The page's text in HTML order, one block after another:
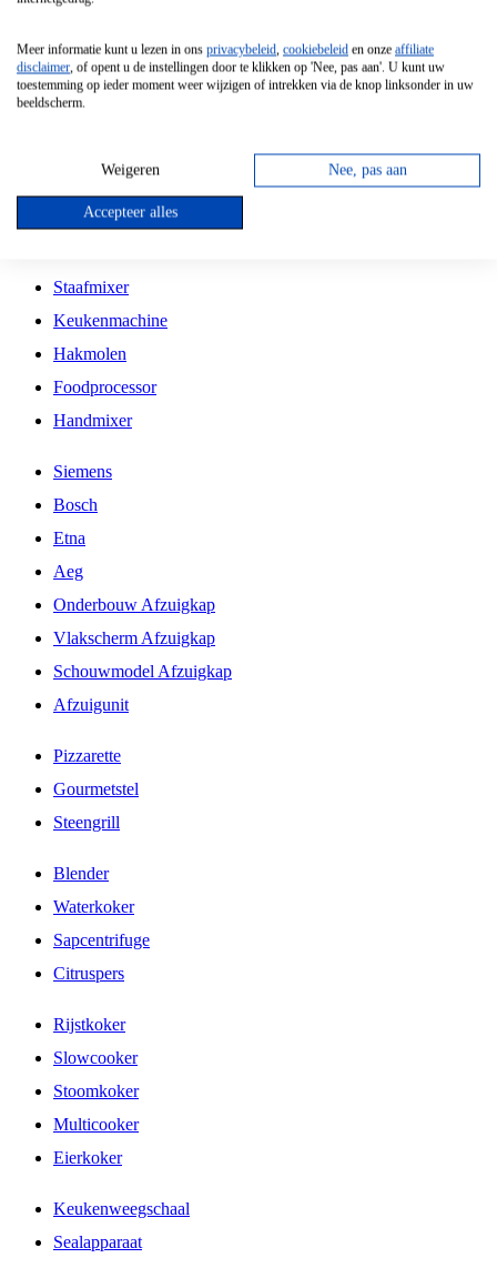
Vrijstaande Magnetron
Vrijstaande Kookplaat
Inbouw Gaskookplaat
Inbouw Keramische Kookplaat
Kookplaat Accessoires
Staafmixer
Keukenmachine
Hakmolen
Foodprocessor
Handmixer
Siemens
Bosch
Etna
Aeg
Onderbouw Afzuigkap
Vlakscherm Afzuigkap
Schouwmodel Afzuigkap
Afzuigunit
Pizzarette
Gourmetstel
Steengrill
Blender
Waterkoker
Sapcentrifuge
Citruspers
Rijstkoker
Slowcooker
Stoomkoker
Multicooker
Eierkoker
Keukenweegschaal
Sealapparaat
Meer informatie kunt u lezen in ons privacybeleid, cookiebeleid en onze affiliate
disclaimer, of opent u de instellingen door te klikken op 'Nee, pas aan'. U kunt uw
toestemming op ieder moment weer wijzigen of intrekken via de knop linksonder in uw
beeldscherm.
Weigeren Nee, pas aan
Accepteer alles